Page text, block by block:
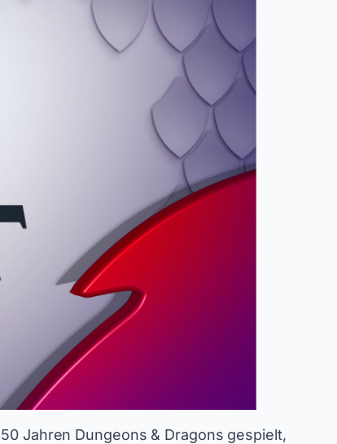
Jahren Dungeons & Dragons gespielt,